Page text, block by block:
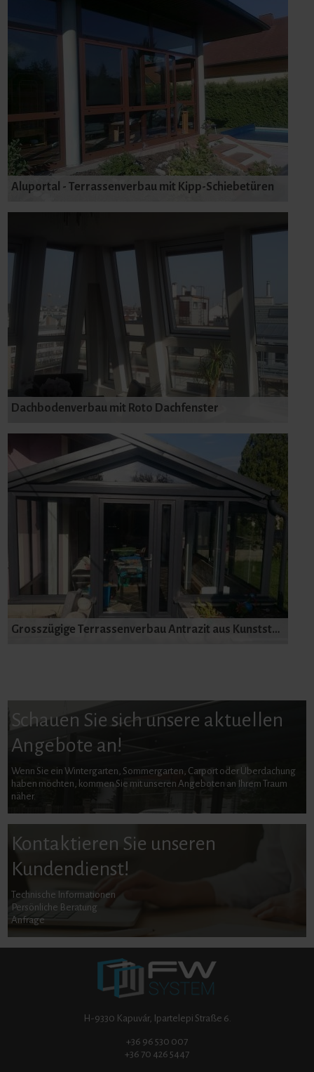
Aluportal - Terrassenverbau mit Kipp-Schiebetüren
Dachbodenverbau mit Roto Dachfenster
Grosszügige Terrassenverbau Antrazit aus Kunststoff
Schauen Sie sich unsere aktuellen
Angebote an!
Wenn Sie ein Wintergarten, Sommergarten, Carport oder Überdachung
haben möchten, kommen Sie mit unseren Angeboten an Ihrem Traum
näher.
Kontaktieren Sie unseren
Kundendienst!
Technische Informationen
Persönliche Beratung
Anfrage
H-9330 Kapuvár, Ipartelepi Straße 6.
+36 96 530 007
+36 70 426 5447